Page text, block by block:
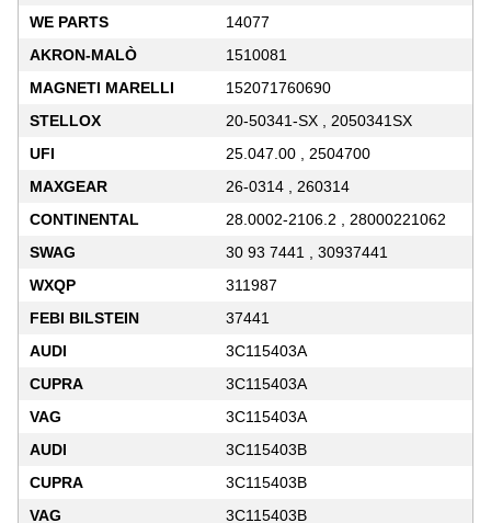
WE PARTS
14077
AKRON-MALÒ
1510081
MAGNETI MARELLI
152071760690
STELLOX
20-50341-SX , 2050341SX
UFI
25.047.00 , 2504700
MAXGEAR
26-0314 , 260314
CONTINENTAL
28.0002-2106.2 , 28000221062
SWAG
30 93 7441 , 30937441
WXQP
311987
FEBI BILSTEIN
37441
AUDI
3C115403A
CUPRA
3C115403A
VAG
3C115403A
AUDI
3C115403B
CUPRA
3C115403B
VAG
3C115403B